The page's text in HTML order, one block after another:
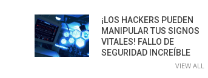
CÓMO LOS CRIMINALES
¡LOS HACKERS PUEDEN
MANIPULAR TUS SIGNOS
VITALES! FALLO DE
SEGURIDAD INCREÍBLE
VIEW ALL